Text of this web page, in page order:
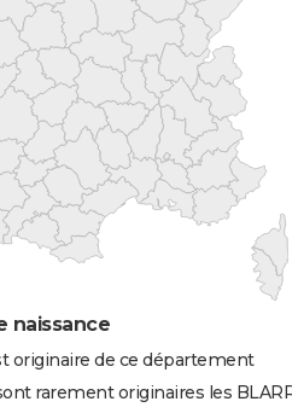
naissance
originaire de ce département
rarement originaires les